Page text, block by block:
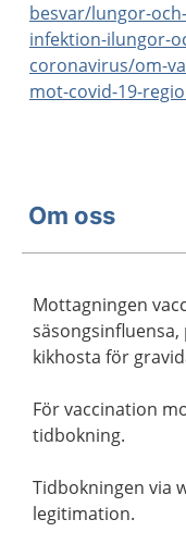
besvar/lungor-
infektion-ilungor-
coronavirus/om-
mot-covid-19-
Om oss
Mottagningen
säsongsinfluensa,
kikhosta för
För vaccination
tidbokning.
Tidbokningen via
legitimation.